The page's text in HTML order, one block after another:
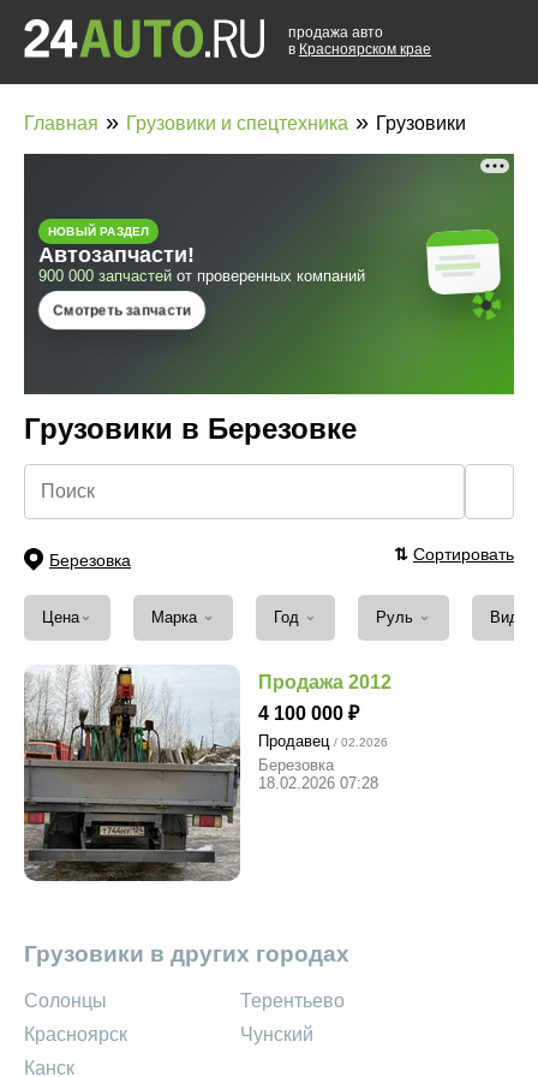
продажа авто
в Красноярском крае
Главная » Грузовики и спецтехника » Грузовики
Грузовики в Березовке
Березовка ⇅ Сортировать
Цена ⌄ Марка ⌄ Год ⌄ Руль ⌄ Вид
Продажа 2012
4 100 000
Продавец / 02.2026
Березовка
18.02.2026 07:28
Грузовики в других городах
Солонцы
Красноярск
Канск
Терентьево
Чунский